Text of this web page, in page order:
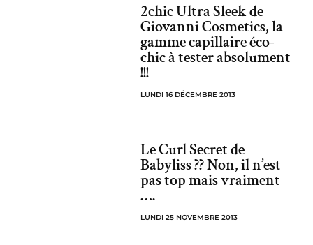
2chic Ultra Sleek de
Giovanni Cosmetics, la
gamme capillaire éco-
chic à tester absolument
!!!
LUNDI 16 DÉCEMBRE 2013
Le Curl Secret de
Babyliss ?? Non, il n’est
pas top mais vraiment
….
LUNDI 25 NOVEMBRE 2013